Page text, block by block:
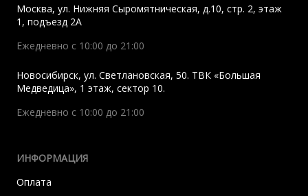
Москва, ул. Нижняя Сыромятническая, д.10, стр. 2, этаж
1, подъезд 2A
Ежедневно с 10:00 до 21:00
Новосибирск, ул. Светлановская, 50. ТВК «Большая
Медведица», 1 этаж, сектор 10.
Ежедневно с 10:00 до 21:00
ИНФОРМАЦИЯ
Оплата